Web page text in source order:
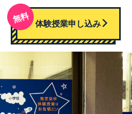
無料
体験授業申し込み